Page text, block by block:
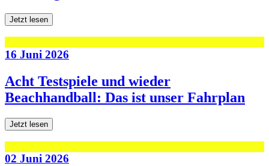
Jetzt lesen
16 Juni 2026
Acht Testspiele und wieder
Beachhandball: Das ist unser Fahrplan
Jetzt lesen
02 Juni 2026